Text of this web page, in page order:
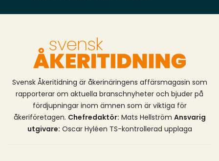
Svensk Åkeritidning är åkerinäringens affärsmagasin som
rapporterar om aktuella branschnyheter och bjuder på
fördjupningar inom ämnen som är viktiga för
åkeriföretagen. Chefredaktör: Mats Hellström Ansvarig
utgivare: Oscar Hyléen TS-kontrollerad upplaga